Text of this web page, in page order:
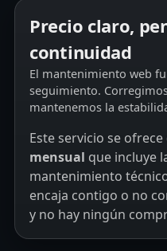
Precio claro,
continuidad
El mantenimiento web
seguimiento.
mantenemos la
Este servicio se
mensual que incluye
mantenimiento
encaja contigo o no
y no hay ningún